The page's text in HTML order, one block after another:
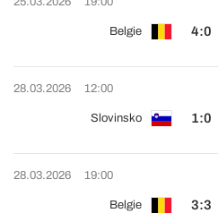
Belgie 4:0
28.03.2026 12:00
Slovinsko 1:0
28.03.2026 19:00
Belgie 3:3